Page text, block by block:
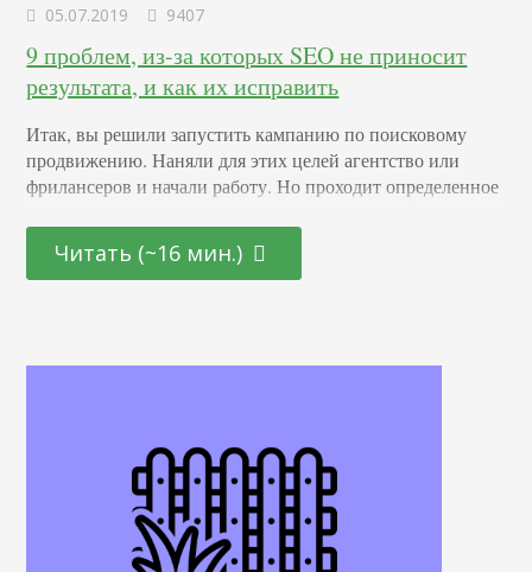
05.07.2019 9407
9 проблем, из-за которых SEO не приносит
результата, и как их исправить
Итак, вы решили запустить кампанию по поисковому
продвижению. Наняли для этих целей агентство или
фрилансеров и начали работу. Но проходит определенное
фактически нет или динамика минимальна… У вас
появляется разочарование и вы начинаете задаваться
Читать (~16 мин.)